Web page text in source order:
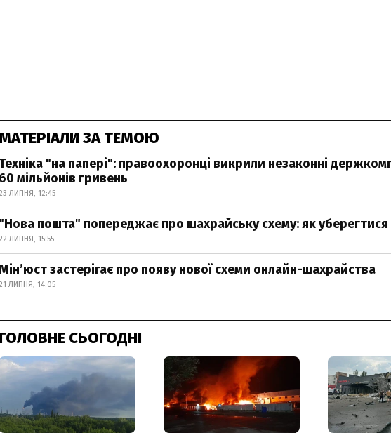
МАТЕРІАЛИ ЗА ТЕМОЮ
Техніка "на папері": правоохоронці викрили незаконні
60 мільйонів гривень
23 ЛИПНЯ, 12:45
"Нова пошта" попереджає про шахрайську схему: як уберегтися
22 ЛИПНЯ, 15:55
Мін’юст застерігає про появу нової схеми онлайн-шахрайства
21 ЛИПНЯ, 14:05
ГОЛОВНЕ СЬОГОДНІ